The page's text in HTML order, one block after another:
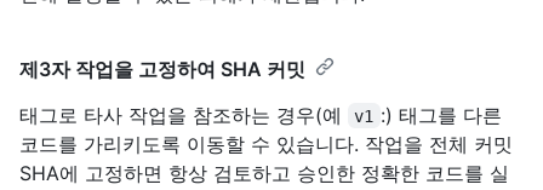
제3자 작업을 고정하여 SHA 커밋
태그로 타사 작업을 참조하는 경우(예
v1 :) 태그를 다른
코드를 가리키도록 이동할 수 있습니다. 작업을 전체 커밋
SHA에 고정하면 항상 검토하고 승인한 정확한 코드를 실